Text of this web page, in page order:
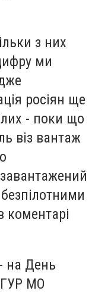
з них
ми
росіян ще
- поки що
віз вантаж
коментарі
на День
ГУР МО